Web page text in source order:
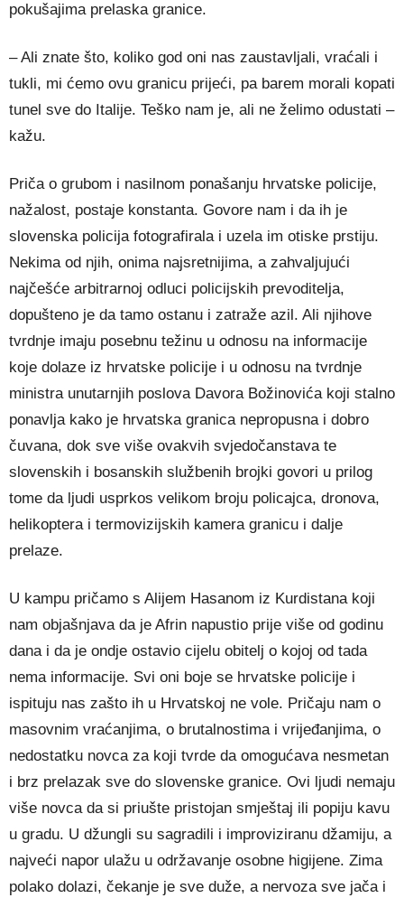
pokušajima prelaska granice.
– Ali znate što, koliko god oni nas zaustavljali, vraćali i
tukli, mi ćemo ovu granicu prijeći, pa barem morali kopati
tunel sve do Italije. Teško nam je, ali ne želimo odustati –
kažu.
Priča o grubom i nasilnom ponašanju hrvatske policije,
nažalost, postaje konstanta. Govore nam i da ih je
slovenska policija fotografirala i uzela im otiske prstiju.
Nekima od njih, onima najsretnijima, a zahvaljujući
najčešće arbitrarnoj odluci policijskih prevoditelja,
dopušteno je da tamo ostanu i zatraže azil. Ali njihove
tvrdnje imaju posebnu težinu u odnosu na informacije
koje dolaze iz hrvatske policije i u odnosu na tvrdnje
ministra unutarnjih poslova Davora Božinovića koji stalno
ponavlja kako je hrvatska granica nepropusna i dobro
čuvana, dok sve više ovakvih svjedočanstava te
slovenskih i bosanskih službenih brojki govori u prilog
tome da ljudi usprkos velikom broju policajca, dronova,
helikoptera i termovizijskih kamera granicu i dalje
prelaze.
U kampu pričamo s Alijem Hasanom iz Kurdistana koji
nam objašnjava da je Afrin napustio prije više od godinu
dana i da je ondje ostavio cijelu obitelj o kojoj od tada
nema informacije. Svi oni boje se hrvatske policije i
ispituju nas zašto ih u Hrvatskoj ne vole. Pričaju nam o
masovnim vraćanjima, o brutalnostima i vrijeđanjima, o
nedostatku novca za koji tvrde da omogućava nesmetan
i brz prelazak sve do slovenske granice. Ovi ljudi nemaju
više novca da si priušte pristojan smještaj ili popiju kavu
u gradu. U džungli su sagradili i improviziranu džamiju, a
najveći napor ulažu u održavanje osobne higijene. Zima
polako dolazi, čekanje je sve duže, a nervoza sve jača i